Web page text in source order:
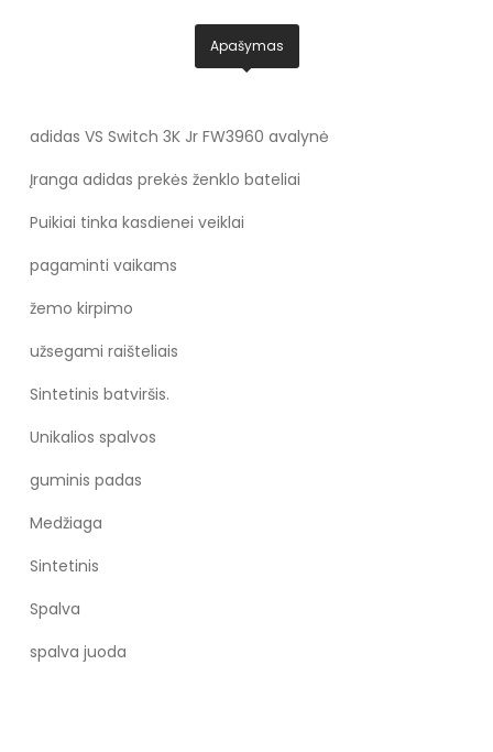
Apašymas
adidas VS Switch 3K Jr FW3960 avalynė
Įranga adidas prekės ženklo bateliai
Puikiai tinka kasdienei veiklai
pagaminti vaikams
žemo kirpimo
užsegami raišteliais
Sintetinis batviršis.
Unikalios spalvos
guminis padas
Medžiaga
Sintetinis
Spalva
spalva juoda